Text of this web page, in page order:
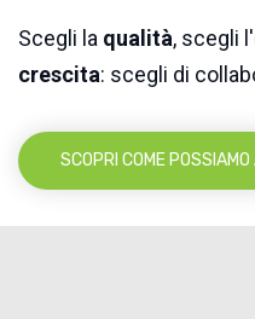
Scegli la qualità, scegli l'
crescita: scegli di
SCOPRI COME POSSIAMO